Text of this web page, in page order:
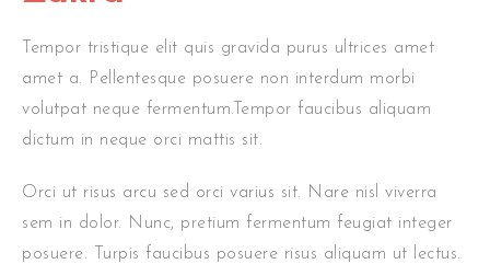
Tempor tristique elit quis gravida purus ultrices amet
amet a. Pellentesque posuere non interdum morbi
volutpat neque fermentum.Tempor faucibus aliquam
dictum in neque orci mattis sit.
Orci ut risus arcu sed orci varius sit. Nare nisl viverra
sem in dolor. Nunc, pretium fermentum feugiat integer
posuere. Turpis faucibus posuere risus aliquam ut lectus.